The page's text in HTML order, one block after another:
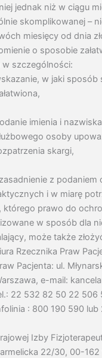
jednak niż w ciągu
skomplikowanej –
miesięcy od dnia
o sposobie
w szczególności:
w jaki sposób
imienia i
osoby
skargi,
z podaniem
i w miarę
którego prawo do
w sposób dla
może także
Rzecznika Praw
Pacjenta: ul.
e-mail:
22 532 82 50 22 506
: 800 190 590
Izby
22/30, 00-162